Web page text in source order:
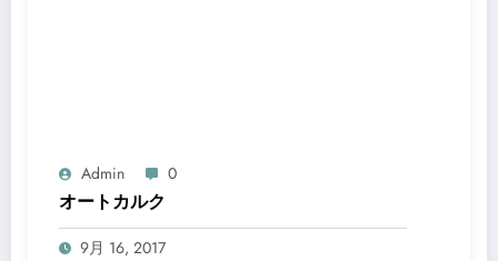
Admin 0
オートカルク
9月 16, 2017